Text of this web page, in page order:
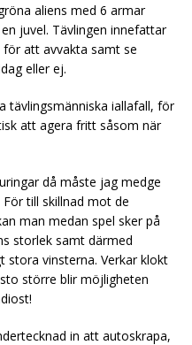
aliens med 6 armar
juvel. Tävlingen innefattar
att avvakta samt se
eller ej.
tävlingsmänniska iallafall, för
att agera fritt såsom när
då måste jag medge
till skillnad mot de
man medan spel sker på
storlek samt därmed
stora vinsterna. Verkar klokt
större blir möjligheten
in att autoskrapa,